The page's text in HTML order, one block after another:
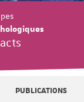
PUBLICATIONS